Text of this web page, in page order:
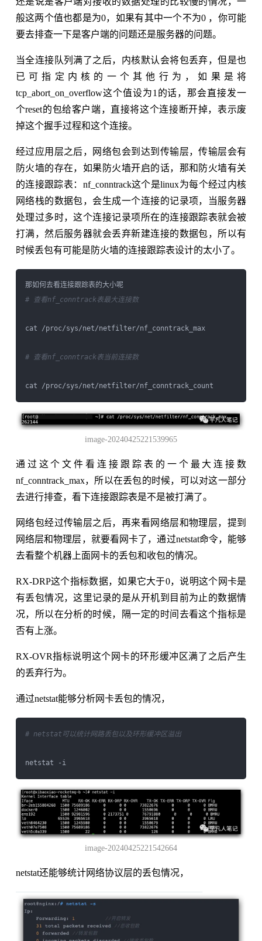
般这两个值也都是为0，如果有其中一个不为0 ，你可能
要去排查一下是客户端的问题还是服务器的问题。
当全连接队列满了之后，内核默认会将包丢弃，但是也
已可指定内核的一个其他行为，如果是将
tcp_abort_on_overflow这个值设为1的话，那会直接发一
个reset的包给客户端，直接将这个连接断开掉，表示废
掉这个握手过程和这个连接。
经过应用层之后，网络包会到达到传输层，传输层会有
防火墙的存在，如果防火墙开启的话，那和防火墙有关
的连接跟踪表：nf_conntrack这个是linux为每个经过内核
网络栈的数据包，会生成一个连接的记录项，当服务器
处理过多时，这个连接记录项所在的连接跟踪表就会被
打满，然后服务器就会丢弃新建连接的数据包，所以有
时候丢包有可能是防火墙的连接跟踪表设计的太小了。
那如何去看连接跟踪表的大小呢
# 查看nf_conntrack表最大连接数
cat /proc/sys/net/netfilter/nf_conntrack_max
# 查看nf_conntrack表当前连接数
image-20240425221539965
通过这个文件看连接跟踪表的一个最大连接数
nf_conntrack_max，所以在丢包的时候，可以对这一部分
去进行排查，看下连接跟踪表是不是被打满了。
网络包经过传输层之后，再来看网络层和物理层，提到
网络层和物理层，就要看网卡了，通过netstat命令，能够
去看整个机器上面网卡的丢包和收包的情况。
RX-DRP这个指标数据，如果它大于0，说明这个网卡是
有丢包情况，这里记录的是从开机到目前为止的数据情
况，所以在分析的时候，隔一定的时间去看这个指标是
否有上涨。
RX-OVR指标说明这个网卡的环形缓冲区满了之后产生
的丢弃行为。
通过netstat能够分析网卡丢包的情况，
# netstat可以统计网路丢包以及环形缓冲区溢出
image-20240425221542664
netstat还能够统计网络协议层的丢包情况，